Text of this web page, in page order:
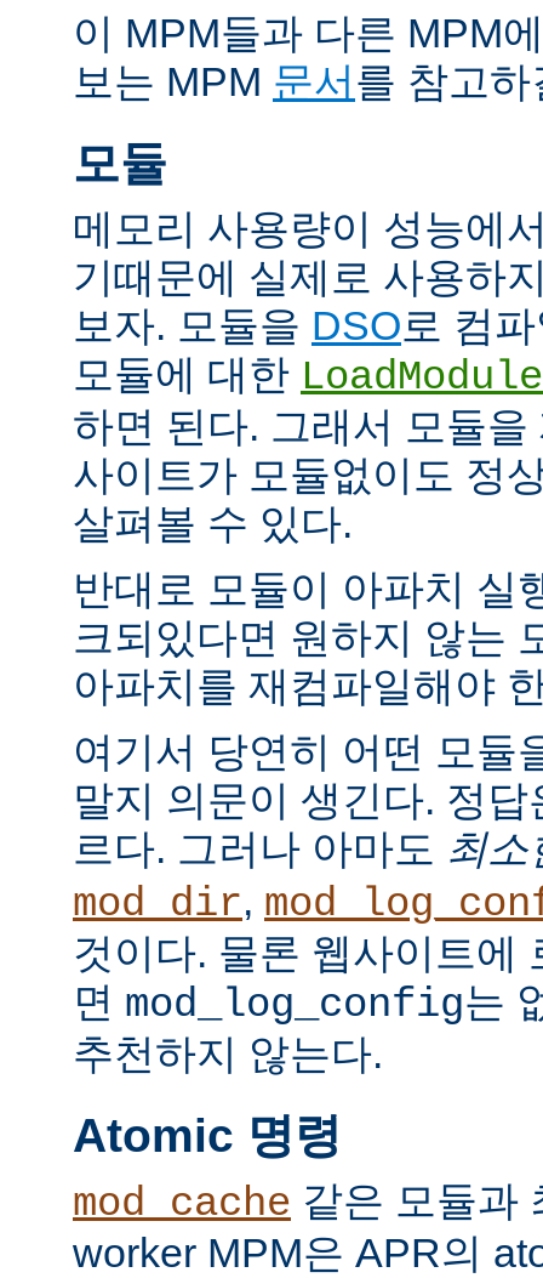
이 MPM들과 다른 MPM
보는 MPM 문서를 참고
모듈
메모리 사용량이 성능에
기때문에 실제로 사용하
보자. 모듈을 DSO로 컴
모듈에 대한 LoadModule
하면 된다. 그래서 모듈
사이트가 모듈없이도 정
살펴볼 수 있다.
반대로 모듈이 아파치 실
크되있다면 원하지 않는
아파치를 재컴파일해야
여기서 당연히 어떤 모듈
말지 의문이 생긴다. 정
르다. 그러나 아마도 최소
mod_dir,
것이다. 물론 웹사이트에
면 mod_log_config는
추천하지 않는다.
Atomic 명령
mod_cache 같은 모듈과
worker MPM은 APR의